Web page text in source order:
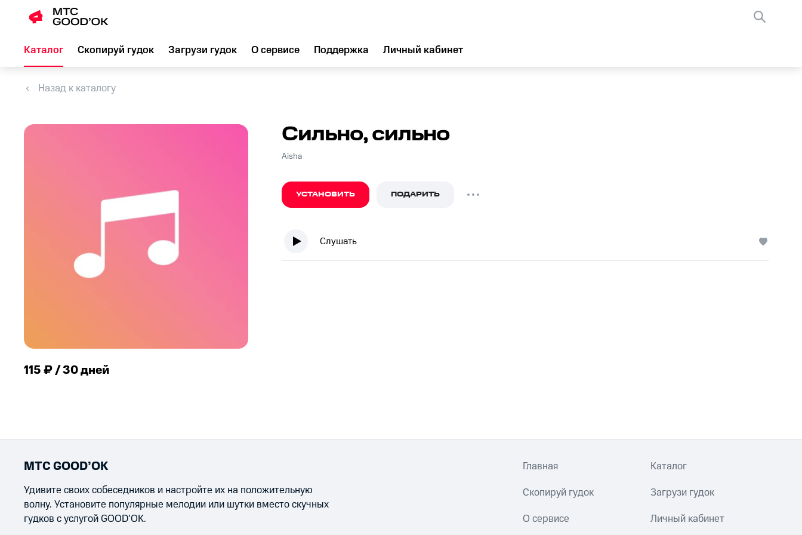
Каталог Скопируй гудок Загрузи гудок О сервисе Поддержка Личный кабинет
Назад к каталогу
115 ₽ / 30 дней
Сильно, сильно
Aisha
УСТАНОВИТЬ ПОДАРИТЬ
Слушать
МТС GOOD’OK
Удивите своих собеседников и настройте их на положительную
волну. Установите популярные мелодии или шутки вместо скучных
гудков с услугой GOOD’OK.
Главная Каталог
Скопируй гудок Загрузи гудок
О сервисе Личный кабинет